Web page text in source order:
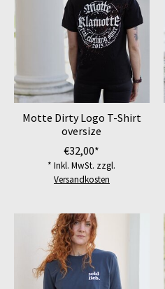
Motte Dirty Logo T-Shirt
oversize
€32,00*
* Inkl. MwSt. zzgl.
Versandkosten